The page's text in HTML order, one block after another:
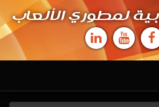
لمطوري الألعاب